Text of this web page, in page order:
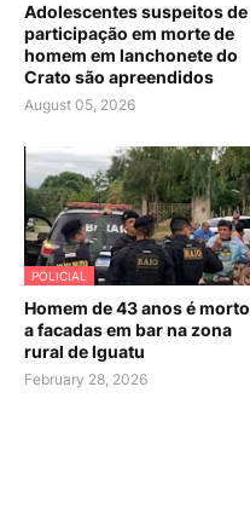
Adolescentes suspeitos de
participação em morte de
homem em lanchonete do
Crato são apreendidos
August 05, 2026
POLICIAL
Homem de 43 anos é morto
a facadas em bar na zona
rural de Iguatu
February 28, 2026